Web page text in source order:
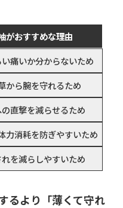
がおすすめな理由
痛いか分からないため
から腕を守れるため
直撃を減らせるため
力消耗を防ぎやすいため
を減らしやすいため
るより「薄くて守れ